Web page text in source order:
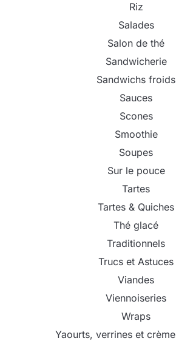
Riz
Salades
Salon de thé
Sandwicherie
Sandwichs froids
Sauces
Scones
Smoothie
Soupes
Sur le pouce
Tartes
Tartes & Quiches
Thé glacé
Traditionnels
Trucs et Astuces
Viandes
Viennoiseries
Wraps
Yaourts, verrines et